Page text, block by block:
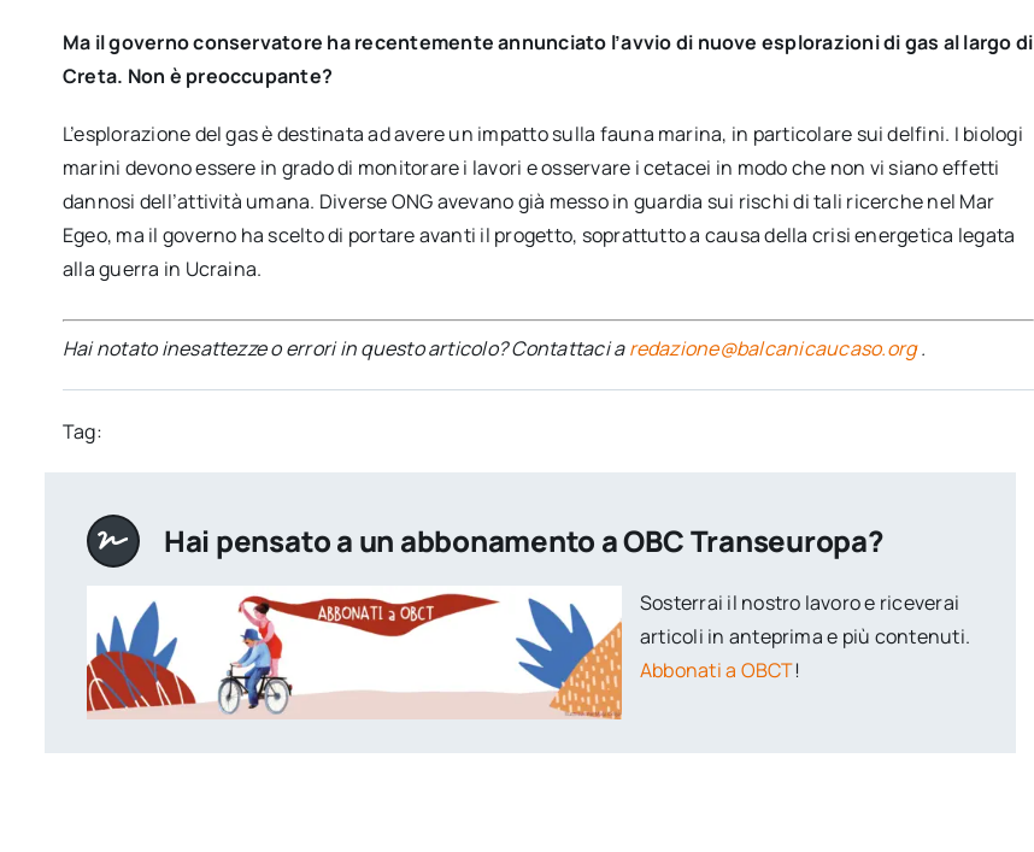
Ma il governo conservatore ha recentemente annunciato l’avvio di nuove esplorazioni di gas al largo di
Creta. Non è preoccupante?
L’esplorazione del gas è destinata ad avere un impatto sulla fauna marina, in particolare sui delfini. I biologi
marini devono essere in grado di monitorare i lavori e osservare i cetacei in modo che non vi siano effetti
dannosi dell’attività umana. Diverse ONG avevano già messo in guardia sui rischi di tali ricerche nel Mar
Egeo, ma il governo ha scelto di portare avanti il progetto, soprattutto a causa della crisi energetica legata
alla guerra in Ucraina.
Hai notato inesattezze o errori in questo articolo? Contattaci aredazione@balcanicaucaso.org.
Tag:
Hai pensato a un abbonamento a OBC Transeuropa?
Sosterrai il nostro lavoro e riceverai
articoli in anteprima e più contenuti.
Abbonati a OBCT!